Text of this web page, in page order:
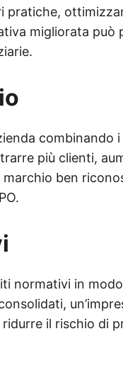
pratiche,
migliorata può
combinando
più clienti,
ben
normativi in
il rischio di